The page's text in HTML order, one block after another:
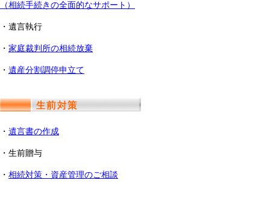
（相続手続きの全面的なサポート）
・遺言執行
・ 家庭裁判所の相続放棄
・ 遺産分割調停申立て
・ 遺言書の作成
・生前贈与
・ 相続対策・資産管理のご相談